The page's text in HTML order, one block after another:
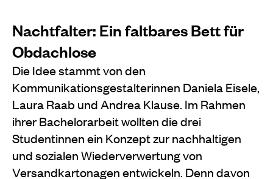
Nachtfalter: Ein faltbares Bett für
Obdachlose
Die Idee stammt von den
Kommunikationsgestalterinnen Daniela Eisele,
Laura Raab und Andrea Klause. Im Rahmen
ihrer Bachelorarbeit wollten die drei
Studentinnen ein Konzept zur nachhaltigen
und sozialen Wiederverwertung von
Versandkartonagen entwickeln. Denn davon